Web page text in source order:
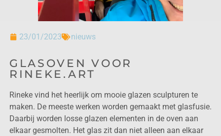
23/01/2023 nieuws
GLASOVEN VOOR
RINEKE.ART
Rineke vind het heerlijk om mooie glazen sculpturen te
maken. De meeste werken worden gemaakt met glasfusie.
Daarbij worden losse glazen elementen in de oven aan
elkaar gesmolten. Het glas zit dan niet alleen aan elkaar